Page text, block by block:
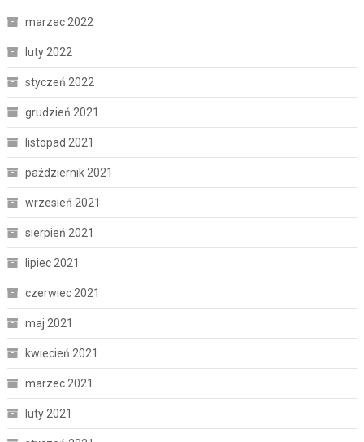
marzec 2022
luty 2022
styczeń 2022
grudzień 2021
listopad 2021
październik 2021
wrzesień 2021
sierpień 2021
lipiec 2021
czerwiec 2021
maj 2021
kwiecień 2021
marzec 2021
luty 2021